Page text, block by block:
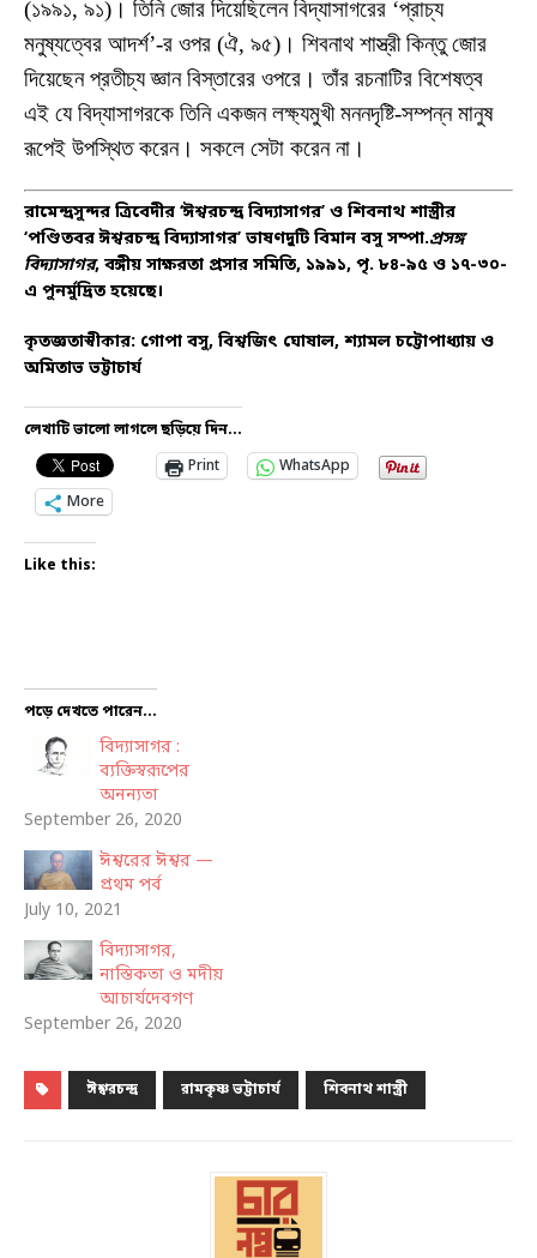
(১৯৯১, ৯১)। তিনি জোর দিয়েছিলেন বিদ্যাসাগরের ‘প্রাচ্য
মনুষ্যত্বের আদর্শ’-র ওপর (ঐ, ৯৫)। শিবনাথ শাস্ত্রী কিন্তু জোর
দিয়েছেন প্রতীচ্য জ্ঞান বিস্তারের ওপরে। তাঁর রচনাটির বিশেষত্ব
এই যে বিদ্যাসাগরকে তিনি একজন লক্ষ্যমুখী মননদৃষ্টি-সম্পন্ন মানুষ
রূপেই উপস্থিত করেন। সকলে সেটা করেন না।
রামেন্দ্রসুন্দর ত্রিবেদীর ‘ঈশ্বরচন্দ্র বিদ্যাসাগর’ ও শিবনাথ শাস্ত্রীর
‘পণ্ডিতবর ঈশ্বরচন্দ্র বিদ্যাসাগর’ ভাষণদুটি বিমান বসু সম্পা.প্রসঙ্গ
বিদ্যাসাগর, বঙ্গীয় সাক্ষরতা প্রসার সমিতি, ১৯৯১, পৃ. ৮৪-৯৫ ও ১৭-৩০-
এ পুনর্মুদ্রিত হয়েছে।
কৃতজ্ঞতাস্বীকার: গোপা বসু, বিশ্বজিৎ ঘোষাল, শ্যামল চট্টোপাধ্যায় ও
অমিতাভ ভট্টাচার্য
লেখাটি ভালো লাগলে ছড়িয়ে দিন...
Print
WhatsApp
More
Like this:
পড়ে দেখতে পারেন...
বিদ্যাসাগর :
ব্যক্তিস্বরূপের
অনন্যতা
September 26, 2020
ঈশ্বরের ঈশ্বর —
প্রথম পর্ব
July 10, 2021
বিদ্যাসাগর,
নাস্তিকতা ও মদীয়
আচার্যদেবগণ
September 26, 2020
ঈশ্বরচন্দ্র রামকৃষ্ণ ভট্টাচার্য শিবনাথ শাস্ত্রী